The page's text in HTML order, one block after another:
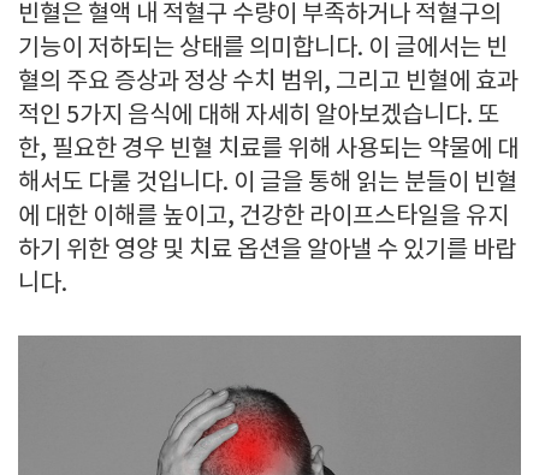
빈혈은 혈액 내 적혈구 수량이 부족하거나 적혈구의
기능이 저하되는 상태를 의미합니다. 이 글에서는 빈
혈의 주요 증상과 정상 수치 범위, 그리고 빈혈에 효과
적인 5가지 음식에 대해 자세히 알아보겠습니다. 또
한, 필요한 경우 빈혈 치료를 위해 사용되는 약물에 대
해서도 다룰 것입니다. 이 글을 통해 읽는 분들이 빈혈
에 대한 이해를 높이고, 건강한 라이프스타일을 유지
하기 위한 영양 및 치료 옵션을 알아낼 수 있기를 바랍
니다.